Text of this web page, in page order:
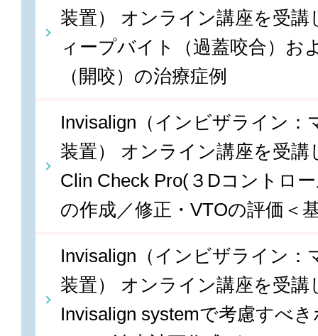
装置） オンライン講座を受講
ィープバイト（過蓋咬合）お
（開咬）の治療症例
Invisalign（インビザライン：
装置） オンライン講座を受講
Clin Check Pro(３Dコントロ
の作成／修正・VTOの評価＜
Invisalign（インビザライン：
装置） オンライン講座を受講
Invisalign systemで考慮すべ